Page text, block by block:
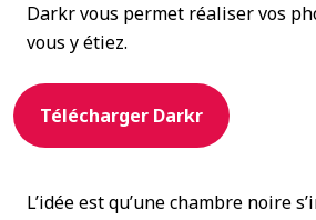
Darkr vous permet réaliser vos
vous y étiez.
Télécharger Darkr
L’idée est qu’une chambre noire